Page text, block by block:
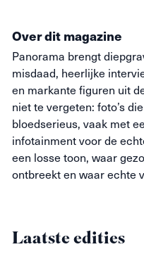
Over dit magazine
Panorama brengt
misdaad, heerlijke
en markante figuren uit
niet te vergeten: foto’s die
bloedserieus, vaak met
infotainment voor de
een losse toon, waar
ontbreekt en waar echte
Laatste edities